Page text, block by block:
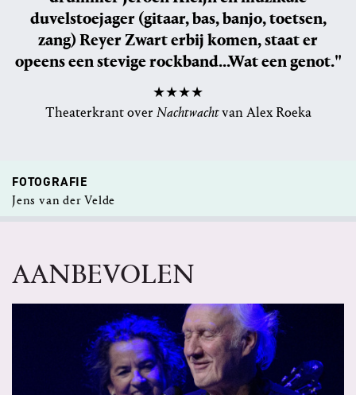
duvelstoejager (gitaar, bas, banjo, toetsen,
zang) Reyer Zwart erbij komen, staat er
opeens een stevige rockband...Wat een genot."
★★★★
Theaterkrant over Nachtwachtvan Alex Roeka
FOTOGRAFIE
Jens van der Velde
AANBEVOLEN